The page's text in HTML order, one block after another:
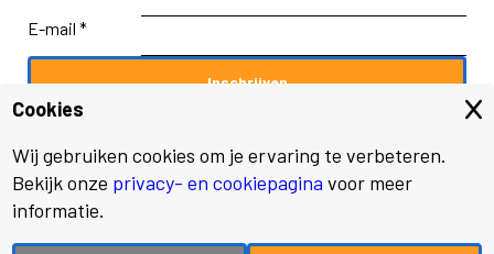
E-mail *
© 2026 Visreis.nl
Cookies
Wij gebruiken cookies om je ervaring te verbeteren.
Bekijk onze privacy- en cookiepagina voor meer
informatie.